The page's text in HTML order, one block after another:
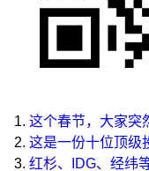
1. 这个春节，大家突
2. 这是一份十位顶级
3. 红杉、IDG、经纬